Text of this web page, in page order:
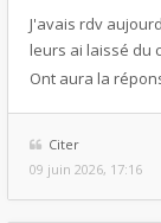
J'avais rdv
leurs ai laissé du
Ont aura la
Citer
09 juin 2026, 17:16